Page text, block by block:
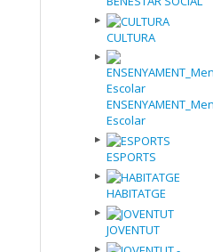
CULTURA
Escolar
ESPORTS
HABITATGE
JOVENTUT